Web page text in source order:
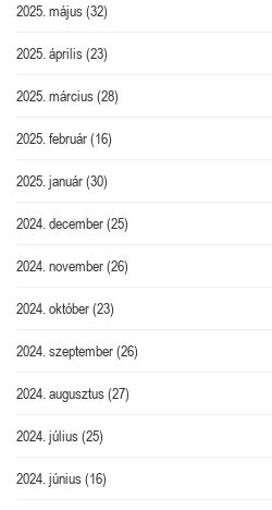
2025. május(32)
2025. április(23)
2025. március(28)
2025. február(16)
2025. január(30)
2024. december(25)
2024. november(26)
2024. október(23)
2024. szeptember(26)
2024. augusztus(27)
2024. július(25)
2024. június(16)